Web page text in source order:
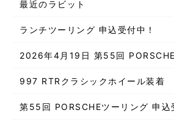
最近のラビット
ランチツーリング 申込受付中！
2026年4月19日 第55回
997 RTRクラシックホイール装着
第55回 PORSCHEツーリング 申込